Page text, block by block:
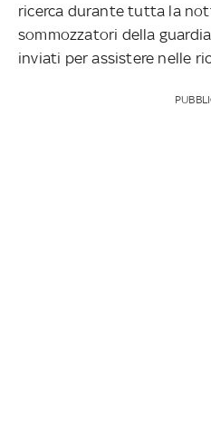
ricerca durante tutta la
sommozzatori della
inviati per assistere nelle